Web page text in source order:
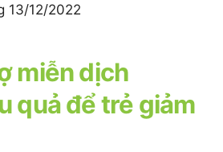
13/12/2022
miễn dịch
quả để trẻ giảm